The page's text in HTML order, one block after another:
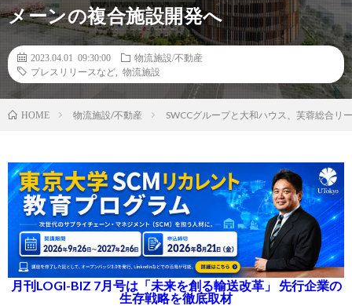
メーンの複合施設開発へ
2023.04.01 09:30:00
物流施設/不動産
プレスリリースなど
物流施設
HOME 物流施設/不動産 SWCCグループと大和ハウス、芙蓉総合リ
月刊LOGI-BIZ 7月号は「未来を創る輸送改革」 先行企業の
生存戦略を徹底取材